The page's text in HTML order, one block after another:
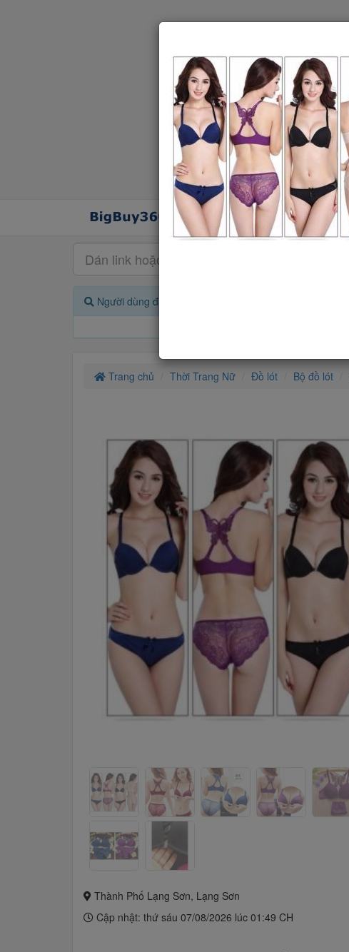
Người dùng đang quan tâm đến 🔥...
Trang chủ Thời Trang Nữ Đồ lót Bộ đồ lót
Thành Phố Lạng Sơn, Lạng Sơn
Cập nhật: thứ sáu 07/08/2026 lúc 01:49 CH